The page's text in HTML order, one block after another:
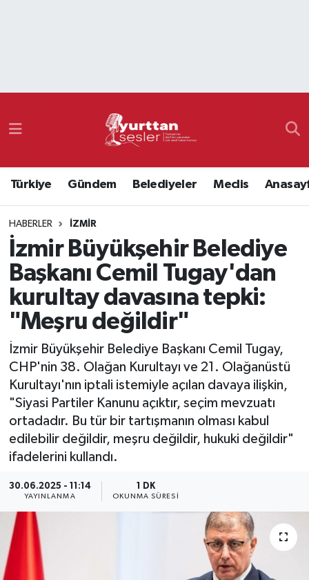
Türkiye Gündem Belediyeler Meclis
HABERLER İZMIR
İzmir Büyükşehir Belediye
Başkanı Cemil Tugay'dan
kurultay davasına tepki:
"Meşru değildir"
İzmir Büyükşehir Belediye Başkanı Cemil Tugay,
CHP'nin 38. Olağan Kurultayı ve 21. Olağanüstü
Kurultayı'nın iptali istemiyle açılan davaya ilişkin,
"Siyasi Partiler Kanunu açıktır, seçim mevzuatı
ortadadır. Bu tür bir tartışmanın olması kabul
edilebilir değildir, meşru değildir, hukuki değildir"
ifadelerini kullandı.
30.06.2025 - 11:14
YAYINLANMA
1 DK
OKUNMA SÜRESI
Namaz Vakitleri
Süper Lig Puan Durumu ve Fikstür
Tüm Manşetler
Son Dakika Haberleri
Haber Arşivi